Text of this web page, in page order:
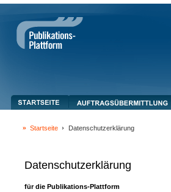
Startseite Datenschutzerklärung
Datenschutzerklärung
für die Publikations-Plattform